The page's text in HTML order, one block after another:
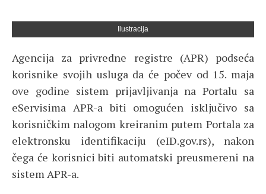
Ilustracija
Agencija za privredne registre (APR) podseća
korisnike svojih usluga da će počev od 15. maja
ove godine sistem prijavljivanja na Portalu sa
eServisima APR-a biti omogućen isključivo sa
korisničkim nalogom kreiranim putem Portala za
elektronsku identifikaciju (eID.gov.rs), nakon
čega će korisnici biti automatski preusmereni na
sistem APR-a.